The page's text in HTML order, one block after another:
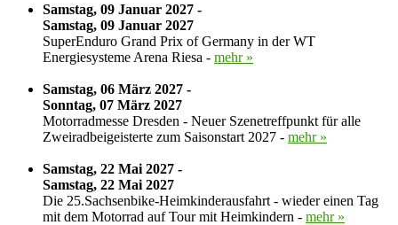
Samstag, 09 Januar 2027 -
Samstag, 09 Januar 2027
SuperEnduro Grand Prix of Germany in der WT
Energiesysteme Arena Riesa - mehr »
Samstag, 06 März 2027 -
Sonntag, 07 März 2027
Motorradmesse Dresden - Neuer Szenetreffpunkt für alle
Zweiradbeigeisterte zum Saisonstart 2027 - mehr »
Samstag, 22 Mai 2027 -
Samstag, 22 Mai 2027
Die 25.Sachsenbike-Heimkinderausfahrt - wieder einen Tag
mit dem Motorrad auf Tour mit Heimkindern - mehr »